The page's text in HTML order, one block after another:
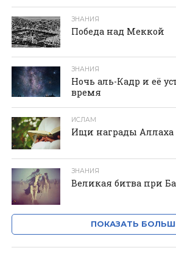
ЗНАНИЯ
Победа над Меккой
ЗНАНИЯ
Ночь аль-Кадр и её
время
ИСЛАМ
Ищи награды Аллаха
ЗНАНИЯ
Великая битва при
ПОКАЗАТЬ